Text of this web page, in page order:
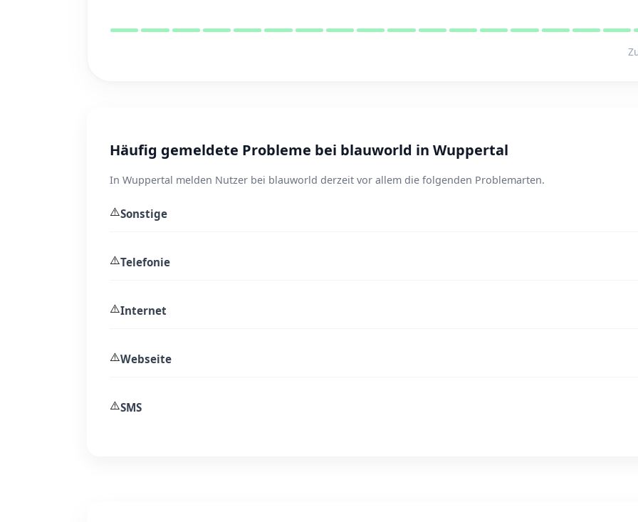
Häufig gemeldete Probleme bei blauworld in Wuppertal
In Wuppertal melden Nutzer bei blauworld derzeit vor allem die folgenden Problemarten.
⚠️Sonstige
⚠️Telefonie
⚠️Internet
⚠️Webseite
⚠️SMS